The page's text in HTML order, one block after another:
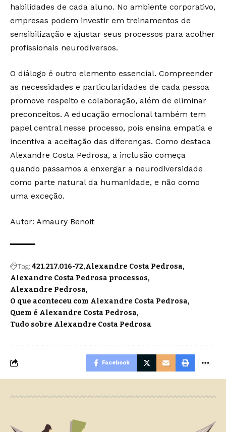
habilidades de cada aluno. No ambiente corporativo,
empresas podem investir em treinamentos de
sensibilização e ajustar seus processos para acolher
profissionais neurodiversos.
O diálogo é outro elemento essencial. Compreender
as necessidades e particularidades de cada pessoa
promove respeito e colaboração, além de eliminar
preconceitos. A educação emocional também tem
papel central nesse processo, pois ensina empatia e
incentiva a aceitação das diferenças. Como destaca
Alexandre Costa Pedrosa, a inclusão começa
quando passamos a enxergar a neurodiversidade
como parte natural da humanidade, e não como
uma exceção.
Autor: Amaury Benoit
Tag:421.217.016-72 Alexandre Costa Pedrosa
Alexandre Costa Pedrosa processos
Alexandre Pedrosa
O que aconteceu com Alexandre Costa Pedrosa
Quem é Alexandre Costa Pedrosa
Tudo sobre Alexandre Costa Pedrosa
Facebook